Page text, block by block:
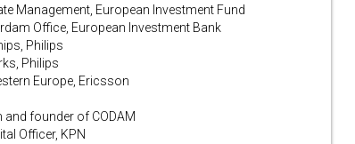
Management, European Investment Fund
Office, European Investment Bank
Philips
Philips
Europe, Ericsson
founder of CODAM
Officer, KPN